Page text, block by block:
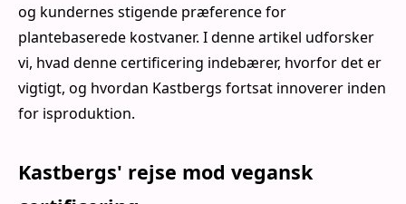
og kundernes stigende præference for
plantebaserede kostvaner. I denne artikel udforsker
vi, hvad denne certificering indebærer, hvorfor det er
vigtigt, og hvordan Kastbergs fortsat innoverer inden
for isproduktion.
Kastbergs' rejse mod vegansk